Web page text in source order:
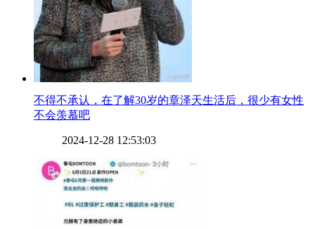
​不得不承认，在了解30岁的章泽天生活后，很少有女性
不会羡慕吧
2024-12-28 12:53:03